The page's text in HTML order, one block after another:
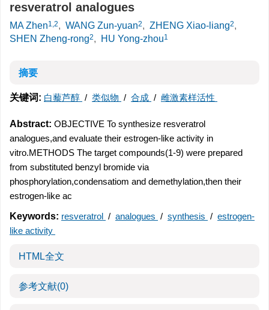
resveratrol analogues
MA Zhen1,2, WANG Zun-yuan2, ZHENG Xiao-liang2,
SHEN Zheng-rong2, HU Yong-zhou1
摘要
关键词: 白藜芦醇 / 类似物 / 合成 / 雌激素样活性
Abstract: OBJECTIVE To synthesize resveratrol
analogues,and evaluate their estrogen-like activity in
vitro.METHODS The target compounds(1-9) were prepared
from substituted benzyl bromide via
phosphorylation,condensatiom and demethylation,then their
estrogen-like ac
Keywords: resveratrol / analogues / synthesis / estrogen-
like activity
HTML全文
参考文献(0)